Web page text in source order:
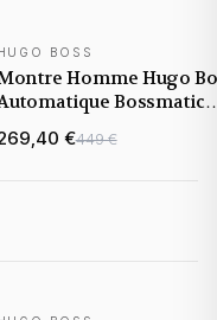
NOUVEAUTÉ
HUGO BOSS
Homme Hugo
Bossmatic
1514180 bicolore bracelet
acier
€449 €